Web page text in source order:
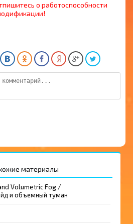
о работоспособности
материалы
Volumetric Fog /
и объемный туман